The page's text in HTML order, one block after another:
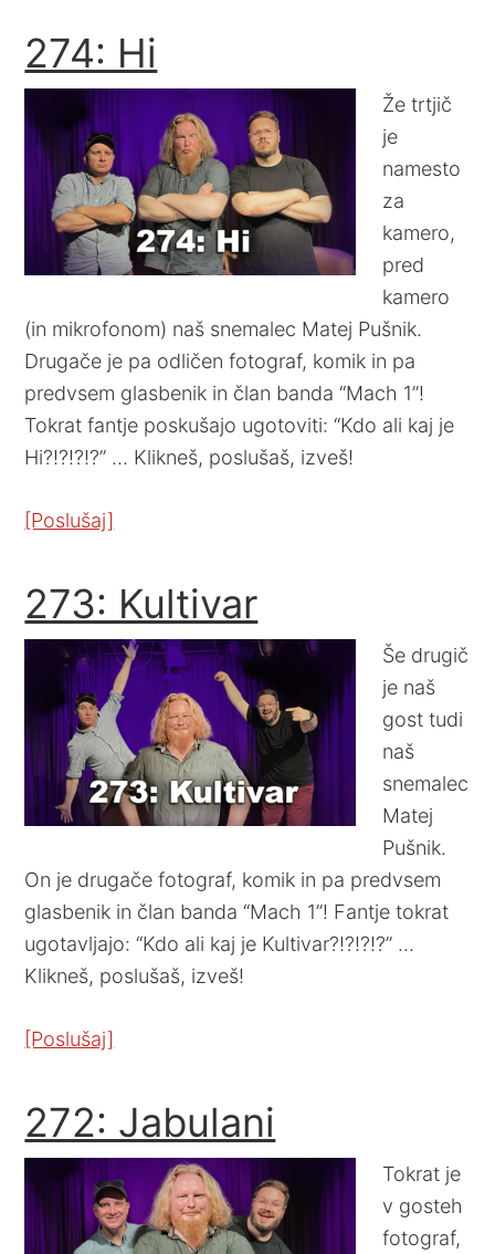
274: Hi
Že trtjič
je
namesto
za
kamero,
pred
kamero
(in mikrofonom) naš snemalec Matej Pušnik.
Drugače je pa odličen fotograf, komik in pa
predvsem glasbenik in član banda “Mach 1”!
Tokrat fantje poskušajo ugotoviti: “Kdo ali kaj je
Hi?!?!?!?” … Klikneš, poslušaš, izveš!
[Poslušaj]
273: Kultivar
Še drugič
je naš
gost tudi
naš
snemalec
Matej
Pušnik.
On je drugače fotograf, komik in pa predvsem
glasbenik in član banda “Mach 1”! Fantje tokrat
ugotavljajo: “Kdo ali kaj je Kultivar?!?!?!?” …
Klikneš, poslušaš, izveš!
[Poslušaj]
272: Jabulani
Tokrat je
v gosteh
fotograf,